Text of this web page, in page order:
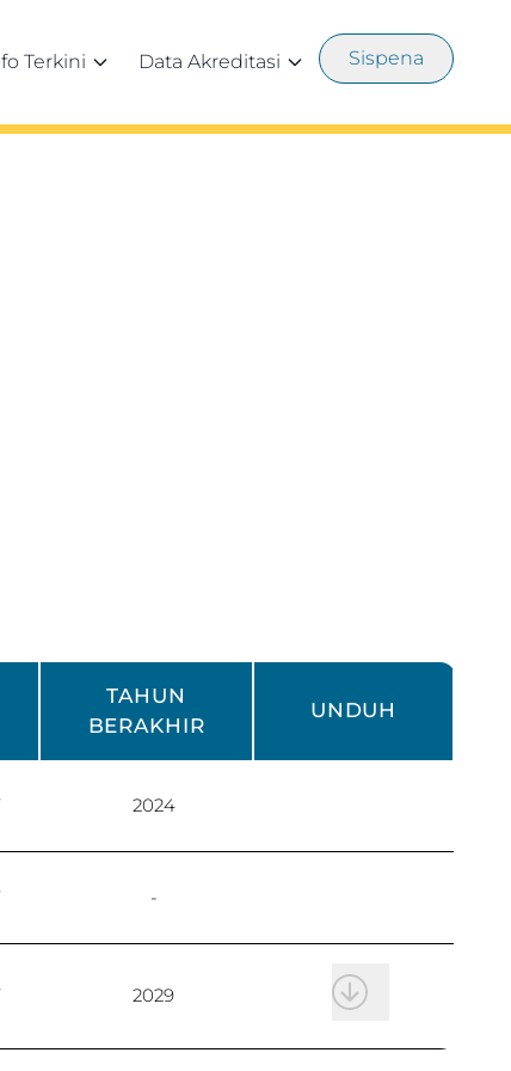
Terkini Data Akreditasi Sispena
TAHUN
BERAKHIR
UNDUH
2024
-
2029